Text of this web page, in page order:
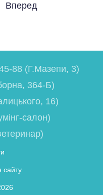
Вперед
88 (Г.Мазепи, 3)
364-Б)
16)
салон)
сайту